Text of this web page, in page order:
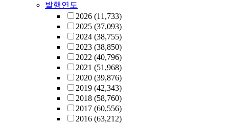
발행연도
2026 (11,733)
2025 (37,093)
2024 (38,755)
2023 (38,850)
2022 (40,796)
2021 (51,968)
2020 (39,876)
2019 (42,343)
2018 (58,760)
2017 (60,556)
2016 (63,212)